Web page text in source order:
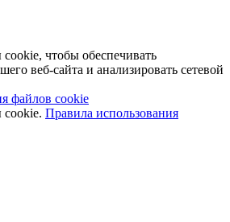
чтобы обеспечивать
веб-сайта и анализировать сетевой
файлов cookie
Правила использования